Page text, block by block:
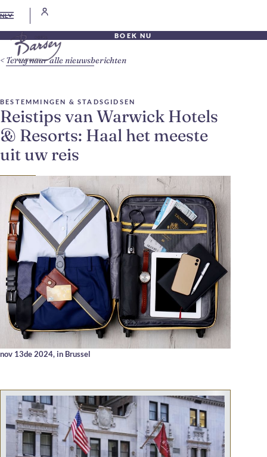
NL
BOEK NU
BESTEMMINGEN & STADSGIDSEN
Reistips van Warwick Hotels
& Resorts: Haal het meeste
uit uw reis
nov 13de 2024, in Brussel
Terug naar alle nieuwsberichten